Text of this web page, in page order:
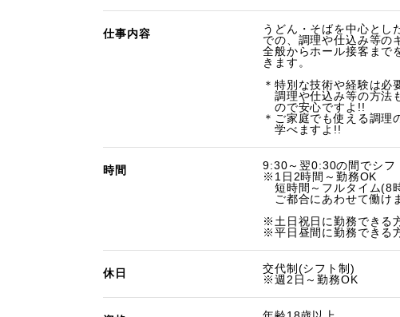
仕事内容
うどん・そばを中心とし
での、調理や仕込み等の
全般からホール接客まで
きます。
＊特別な技術や経験は必
調理や仕込み等の方法
ので安心ですよ!!
＊ご家庭でも使える調理
学べますよ!!
時間
9:30～翌0:30の間でシフ
※1日2時間～勤務OK
短時間～フルタイム(8
ご都合にあわせて働け
※土日祝日に勤務できる
※平日昼間に勤務できる
休日
交代制(シフト制)
※週2日～勤務OK